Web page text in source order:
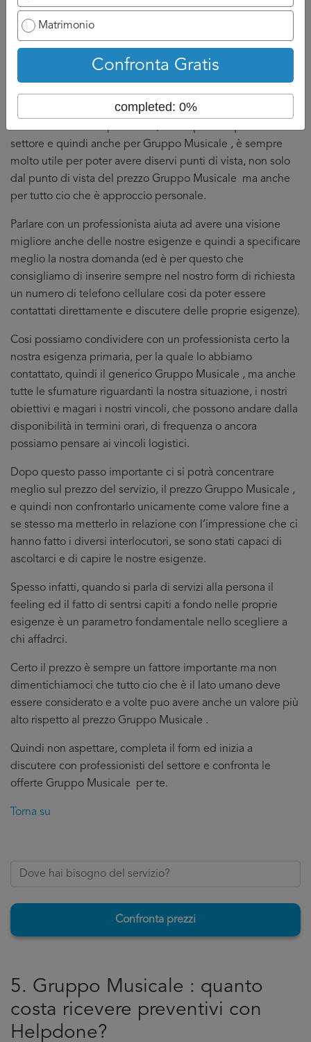
Confronta prezzi
4. Perché confrontare diversi
preventivi Gruppo Musicale
settore e quindi anche per Gruppo Musicale , è sempre
molto utile per poter avere diservi punti di vista, non solo
dal punto di vista del prezzo Gruppo Musicale ma anche
per tutto cio che è approccio personale.
Parlare con un professionista aiuta ad avere una visione
migliore anche delle nostre esigenze e quindi a specificare
meglio la nostra domanda (ed è per questo che
consigliamo di inserire sempre nel nostro form di richiesta
un numero di telefono cellulare cosi da poter essere
contattati direttamente e discutere delle proprie esigenze).
Cosi possiamo condividere con un professionista certo la
nostra esigenza primaria, per la quale lo abbiamo
contattato, quindi il generico Gruppo Musicale , ma anche
tutte le sfumature riguardanti la nostra situazione, i nostri
obiettivi e magari i nostri vincoli, che possono andare dalla
disponibilità in termini orari, di frequenza o ancora
possiamo pensare ai vincoli logistici.
Dopo questo passo importante ci si potrà concentrare
meglio sul prezzo del servizio, il prezzo Gruppo Musicale ,
e quindi non confrontarlo unicamente come valore fine a
se stesso ma metterlo in relazione con l’impressione che ci
hanno fatto i diversi interlocutori, se sono stati capaci di
ascoltarci e di capire le nostre esigenze.
Spesso infatti, quando si parla di servizi alla persona il
feeling ed il fatto di sentrsi capiti a fondo nelle proprie
esigenze è un parametro fondamentale nello scegliere a
chi affadrci.
Certo il prezzo è sempre un fattore importante ma non
dimentichiamoci che tutto cio che è il lato umano deve
essere considerato e a volte puo avere anche un valore più
alto rispetto al prezzo Gruppo Musicale .
Quindi non aspettare, completa il form ed inizia a
discutere con professionisti del settore e confronta le
offerte Gruppo Musicale per te.
Torna su
Confronta prezzi
5. Gruppo Musicale : quanto
costa ricevere preventivi con
Helpdone?
Matrimonio
Confronta Gratis
completed: 0%